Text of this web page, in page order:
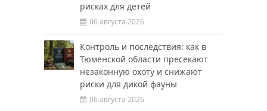
рисках для детей
06 августа 2026
Контроль и последствия: как в
Тюменской области пресекают
незаконную охоту и снижают
риски для дикой фауны
06 августа 2026